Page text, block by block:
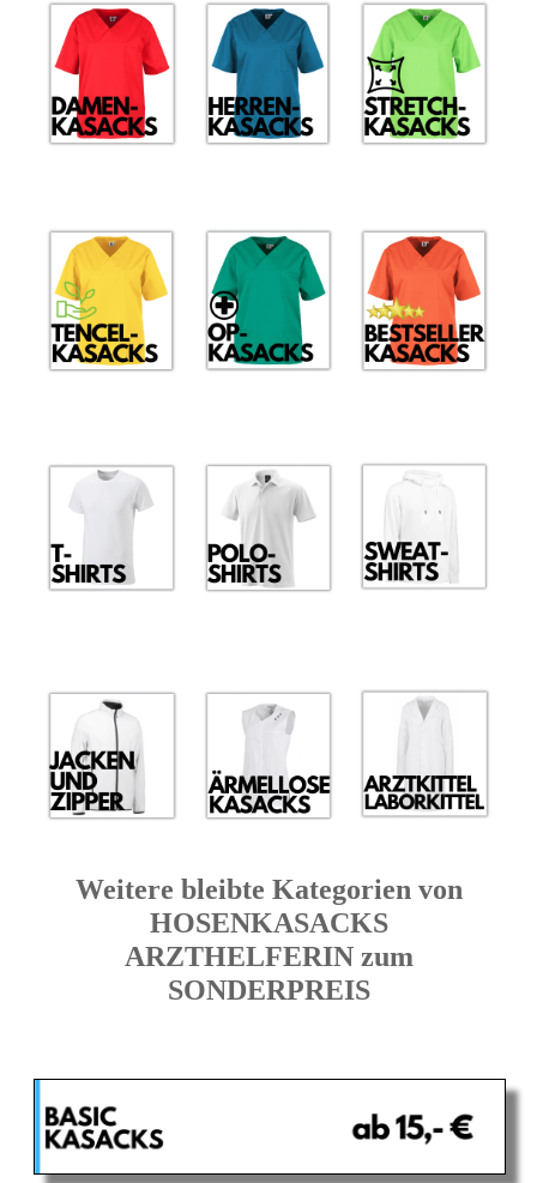
Weitere bleibte Kategorien von
HOSENKASACKS
ARZTHELFERIN zum
SONDERPREIS